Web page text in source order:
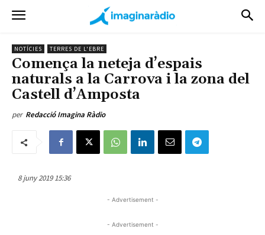
NOTÍCIES TERRES DE L'EBRE
Comença la neteja d’espais
naturals a la Carrova i la zona del
Castell d’Amposta
per Redacció Imagina Ràdio
8 juny 2019 15:36
- Advertisement -
- Advertisement -